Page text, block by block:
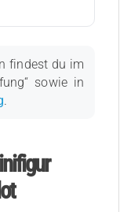
findest du im
sowie in
.